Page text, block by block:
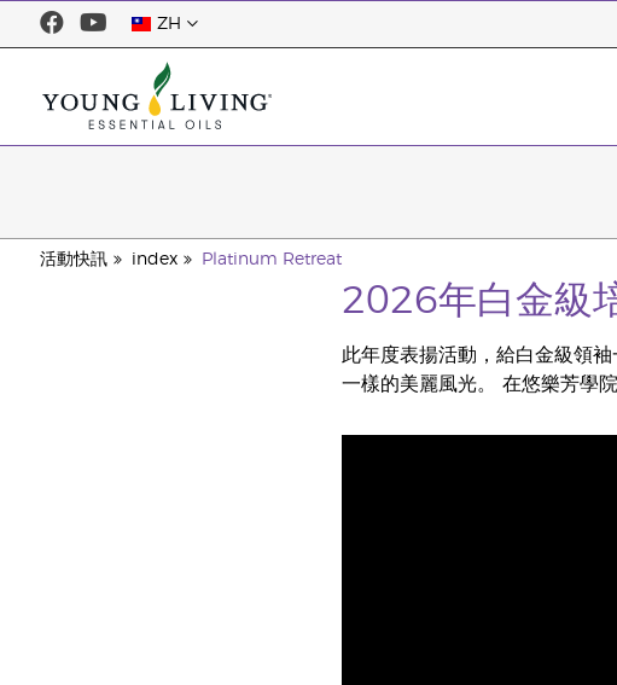
ZH
活動快訊 index Platinum Retreat
2026年白金級
此年度表揚活動，給白金級領
一樣的美麗風光。 在悠樂芳學